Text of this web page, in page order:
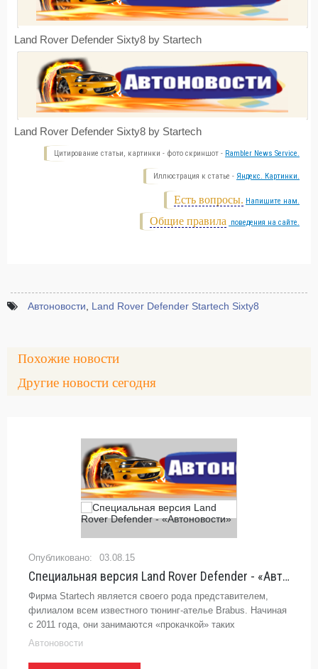
Land Rover Defender Sixty8 by Startech
Land Rover Defender Sixty8 by Startech
Цитирование статьи, картинки - фото скриншот - Rambler News Service.
Иллюстрация к статье - Яндекс. Картинки.
Есть вопросы. Напишите нам.
Общие правила поведения на сайте.
Автоновости Land Rover Defender Startech Sixty8
Похожие новости
Другие новости сегодня
03.08.15
Специальная версия Land Rover Defender - «Автоновости»
Фирма Startech является своего рода представителем,
филиалом всем известного тюнинг-ателье Brabus. Начиная
с 2011 года, они занимаются «прокачкой» таких
автомобилей, как Land Rover и Jaguar. В настоящий время
Автоновости